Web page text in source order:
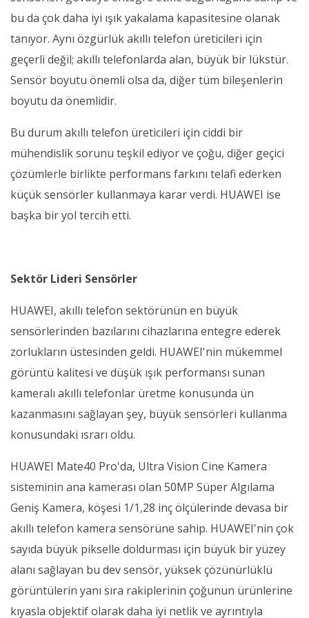
bu da çok daha iyi ışık yakalama kapasitesine olanak
tanıyor. Aynı özgürlük akıllı telefon üreticileri için
geçerli değil; akıllı telefonlarda alan, büyük bir lükstür.
Sensör boyutu önemli olsa da, diğer tüm bileşenlerin
boyutu da önemlidir.
Bu durum akıllı telefon üreticileri için ciddi bir
mühendislik sorunu teşkil ediyor ve çoğu, diğer geçici
çözümlerle birlikte performans farkını telafi ederken
küçük sensörler kullanmaya karar verdi. HUAWEI ise
başka bir yol tercih etti.
Sektör Lideri Sensörler
HUAWEI, akıllı telefon sektörünün en büyük
sensörlerinden bazılarını cihazlarına entegre ederek
zorlukların üstesinden geldi. HUAWEI'nin mükemmel
görüntü kalitesi ve düşük ışık performansı sunan
kameralı akıllı telefonlar üretme konusunda ün
kazanmasını sağlayan şey, büyük sensörleri kullanma
konusundaki ısrarı oldu.
HUAWEI Mate40 Pro'da, Ultra Vision Cine Kamera
sisteminin ana kamerası olan 50MP Süper Algılama
Geniş Kamera, köşesi 1/1,28 inç ölçülerinde devasa bir
akıllı telefon kamera sensörüne sahip. HUAWEI'nin çok
sayıda büyük pikselle doldurması için büyük bir yüzey
alanı sağlayan bu dev sensör, yüksek çözünürlüklü
görüntülerin yanı sıra rakiplerinin çoğunun ürünlerine
kıyasla objektif olarak daha iyi netlik ve ayrıntıyla